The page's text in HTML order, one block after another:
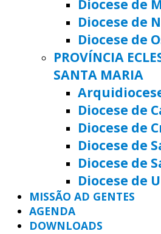
Diocese de
Diocese de
Diocese de
PROVÍNCIA
SANTA MARIA
Diocese de
Diocese de
Diocese de
Diocese de
Diocese de
MISSÃO AD GENTES
AGENDA
DOWNLOADS